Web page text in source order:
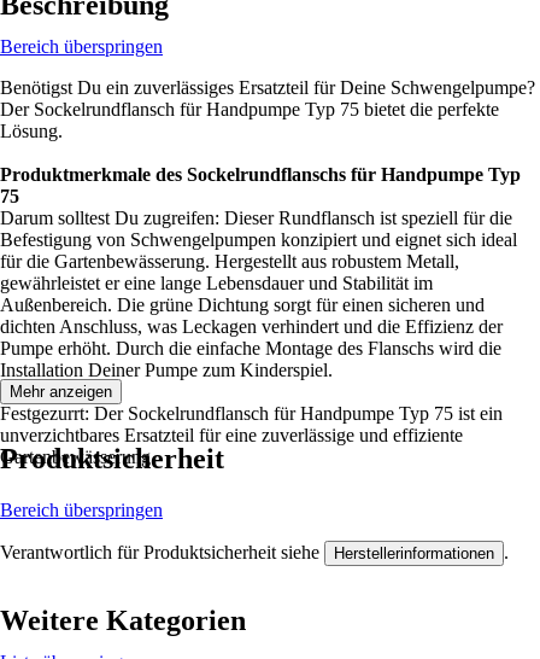
Bereich überspringen
Benötigst Du ein zuverlässiges Ersatzteil für Deine Schwengelpumpe?
Der Sockelrundflansch für Handpumpe Typ 75 bietet die perfekte
Lösung.
Produktmerkmale des Sockelrundflanschs für Handpumpe Typ
75
Darum solltest Du zugreifen: Dieser Rundflansch ist speziell für die
Befestigung von Schwengelpumpen konzipiert und eignet sich ideal
für die Gartenbewässerung. Hergestellt aus robustem Metall,
gewährleistet er eine lange Lebensdauer und Stabilität im
Außenbereich. Die grüne Dichtung sorgt für einen sicheren und
dichten Anschluss, was Leckagen verhindert und die Effizienz der
Pumpe erhöht. Durch die einfache Montage des Flanschs wird die
Installation Deiner Pumpe zum Kinderspiel.
Festgezurrt: Der Sockelrundflansch für Handpumpe Typ 75 ist ein
unverzichtbares Ersatzteil für eine zuverlässige und effiziente
Gartenbewässerung.
Mehr anzeigen
Produktsicherheit
Bereich überspringen
Verantwortlich für Produktsicherheit siehe Herstellerinformationen .
Weitere Kategorien